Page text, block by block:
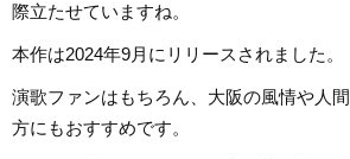
際立たせていますね。
本作は2024年9月にリリースされました。
演歌ファンはもちろん、大阪の風情や人
方にもおすすめです。